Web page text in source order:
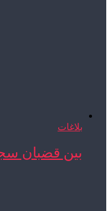
بلاغات
بين قضبان سجن سلا 2 وبعد